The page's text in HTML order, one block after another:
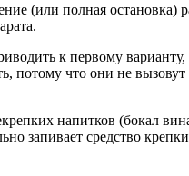
(или полная остановка)
к первому
потому что они не
напитков (бокал
запивает средство